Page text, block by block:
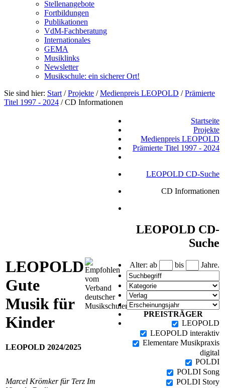
Stellenangebote
Fortbildungen
Publikationen
VdM-Fachberatung
Internationales
GEMA
Musiklinks
Newsletter
Musikschule: ein sicherer Ort!
Sie sind hier: Start /Projekte /Medienpreis LEOPOLD /Prämierte
Titel 1997 - 2024 /CD Informationen
LEOPOLD
Gute
Musik für
Kinder
LEOPOLD 2024/2025
Marcel Krömker für Terz Im
Startseite
Projekte
Medienpreis LEOPOLD
Prämierte Titel 1997 - 2024
LEOPOLD CD-Suche
CD Informationen
LEOPOLD CD-
Suche
Alter: ab bis Jahre.
PREISTRÄGER
LEOPOLD
LEOPOLD interaktiv
Elementare Musikpraxis
digital
POLDI
POLDI Song
POLDI Story